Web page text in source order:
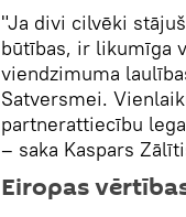
"Ja divi cilvēki
būtības, ir likumīga
viendzimuma
Satversmei.
partnerattiecību
– saka Kaspars
Eiropas